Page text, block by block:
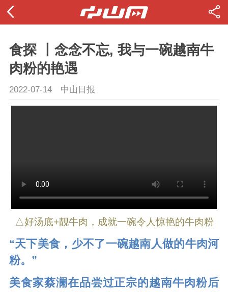
食探 丨念念不忘, 我与一碗越南牛
肉粉的艳遇
2022-07-14 中山日报
△好汤底+靓牛肉，成就一碗令人惊艳的牛肉粉
“天下美食，少不了一碗越南人做的牛肉河
粉。”
美食家蔡澜在品尝过正宗的越南牛肉粉后